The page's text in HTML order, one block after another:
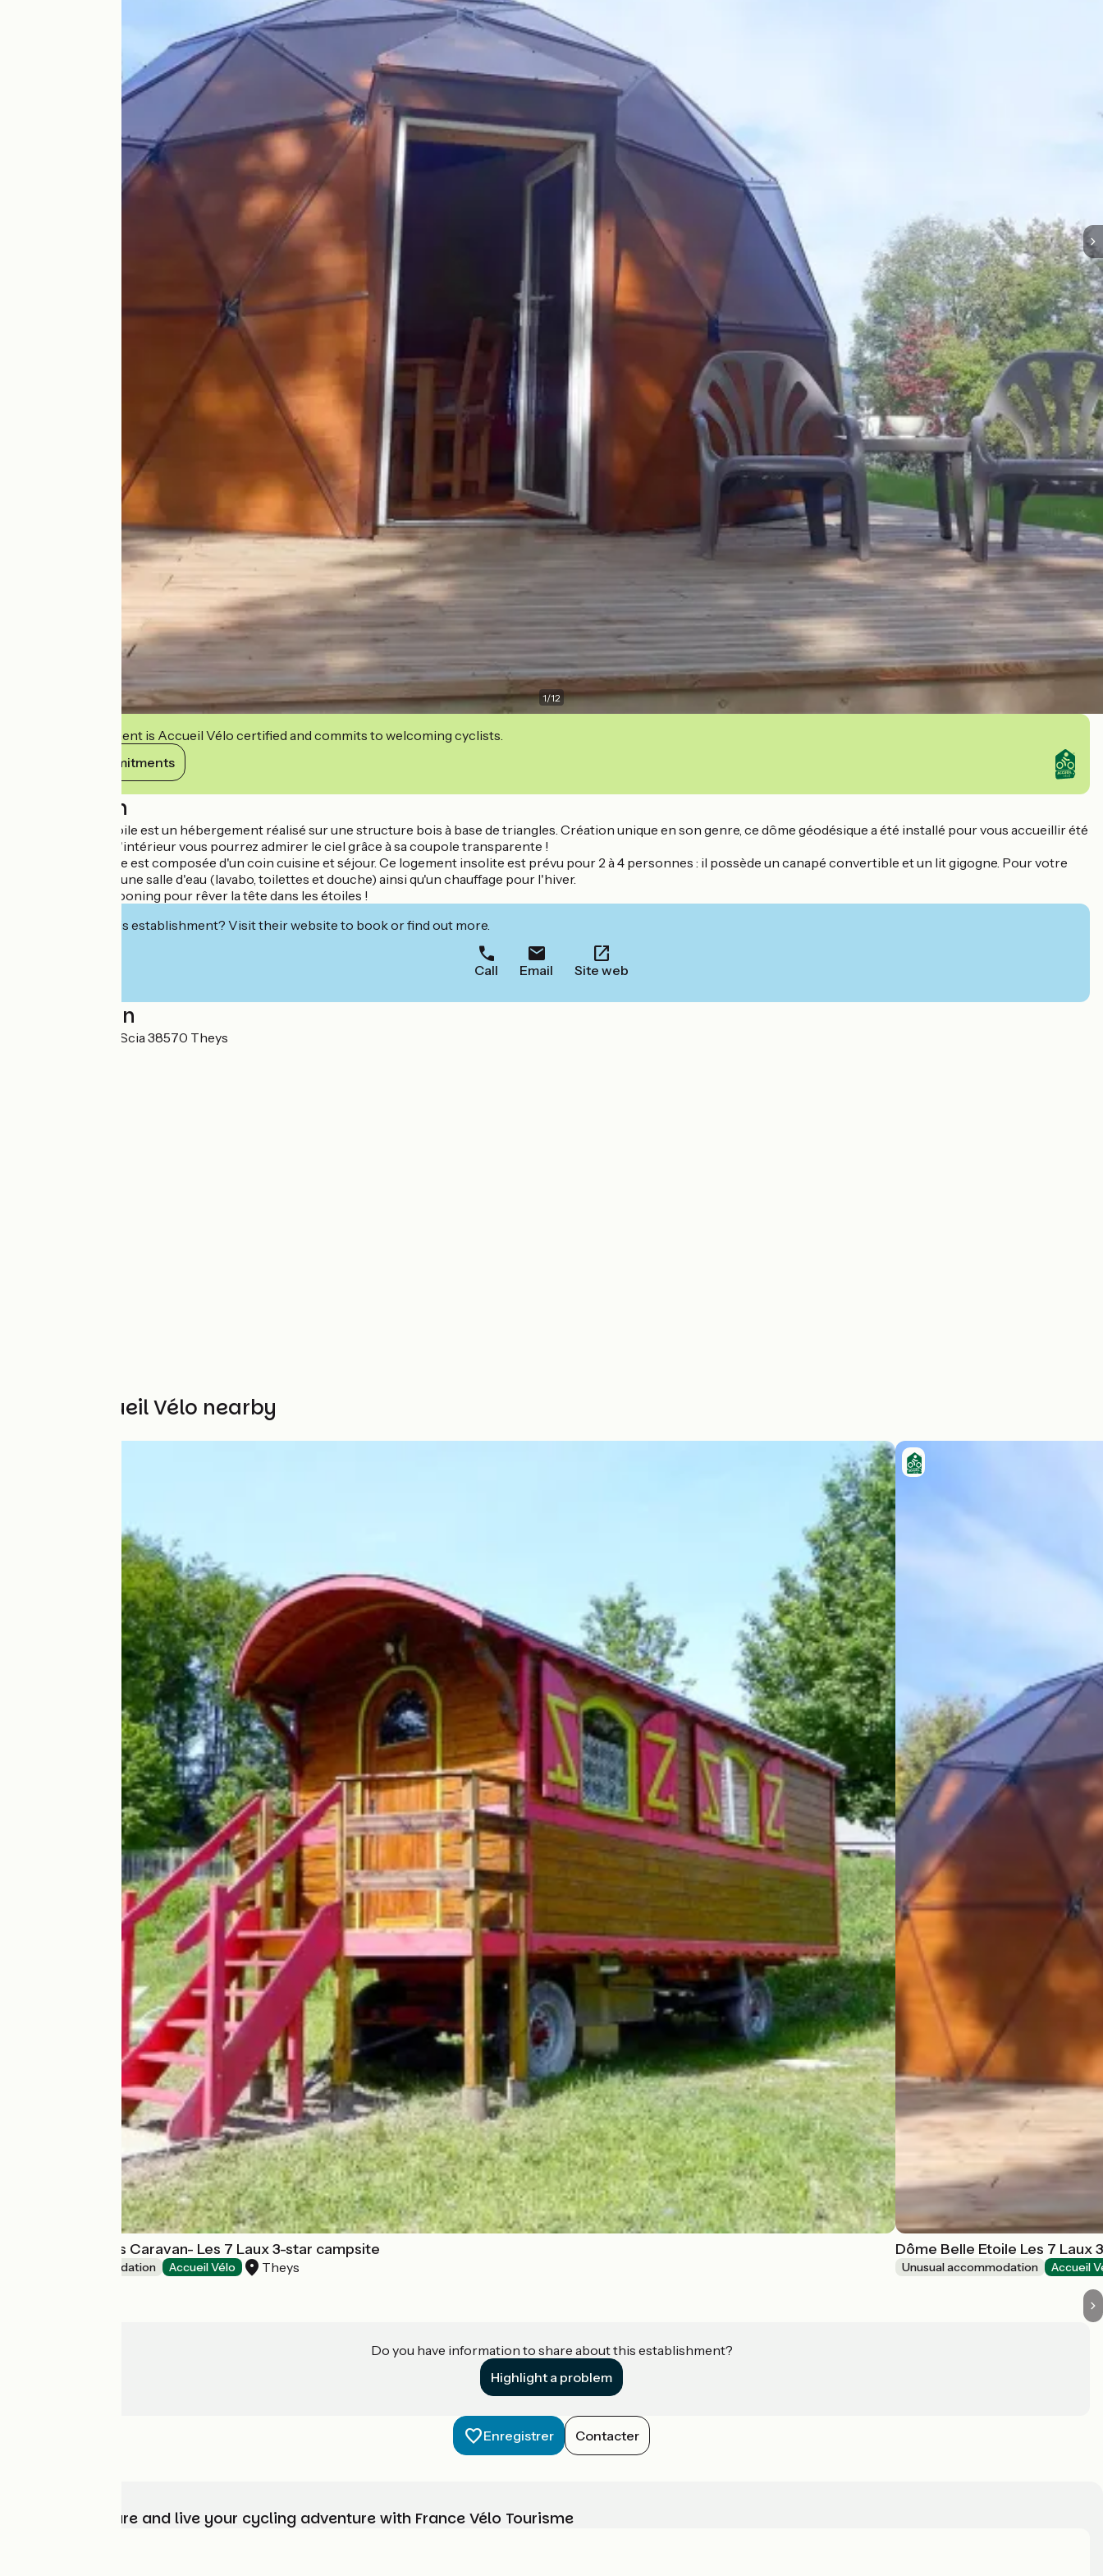
1/12
This establishment is Accueil Vélo certified and commits to welcoming cyclists.
View its commitments
Description
Le Dôme Belle Etoile est un hébergement réalisé sur une structure bois à base de triangles. Création unique en son genre, ce dôme géodésique a été installé pour vous accueillir été
comme hiver. De l'intérieur vous pourrez admirer le ciel grâce à sa coupole transparente !
La pièce principale est composée d'un coin cuisine et séjour. Ce logement insolite est prévu pour 2 à 4 personnes : il possède un canapé convertible et un lit gigogne. Pour votre
confort, il intègre une salle d'eau (lavabo, toilettes et douche) ainsi qu'un chauffage pour l'hiver.
Un igloo tout cocooning pour rêver la tête dans les étoiles !
Interested in this establishment? Visit their website to book or find out more.
Call Email Site web
Localisation
250 Chemin de la Scia 38570 Theys
Other Accueil Vélo nearby
Rouge Fougères Caravan- Les 7 Laux 3-star campsite
Unusual accommodation Accueil Vélo Theys
Dôme Belle Etoile Les 7 Laux
Unusual accommodation Accueil
Do you have information to share about this establishment?
Highlight a problem
Enregistrer Contacter
Choose, prepare and live your cycling adventure with France Vélo Tourisme